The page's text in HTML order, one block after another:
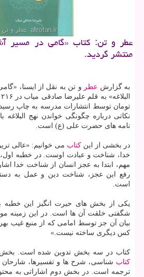
عطر و تن: كتاب «گامی در مسیر
منتشر گردید.
به گزارش عطر و تن به نقل از ایسنا،
تومان توسط انتشارات مدرسه به چاپ
نكاتی درباره چگونگی خواندن نهج البلاغه
نامه های حضرت علی (ع) است.
در بخشی از این كتاب می خوانیم: «عالی
خدا، شناخت و عبادت اوست. در خطبه
مهم، ابتدا به عجز انسان از شناخت خدا
رفع این عجز، شناخت دین و عمل به
است.
یكی از بخش های حیرت انگیز این خطبه
شگفتی خلقت آن ها است. در این زمینه
بیان آن جز توسط امامی كه از منبع غیب
كس دیگری ساخته نیست.»
كتاب در سه بخش تدوین شده است. بخش
كتاب شناسی، شرح ها و تفسیرها،
ترجمه است. در بخش دوم اشاراتی به